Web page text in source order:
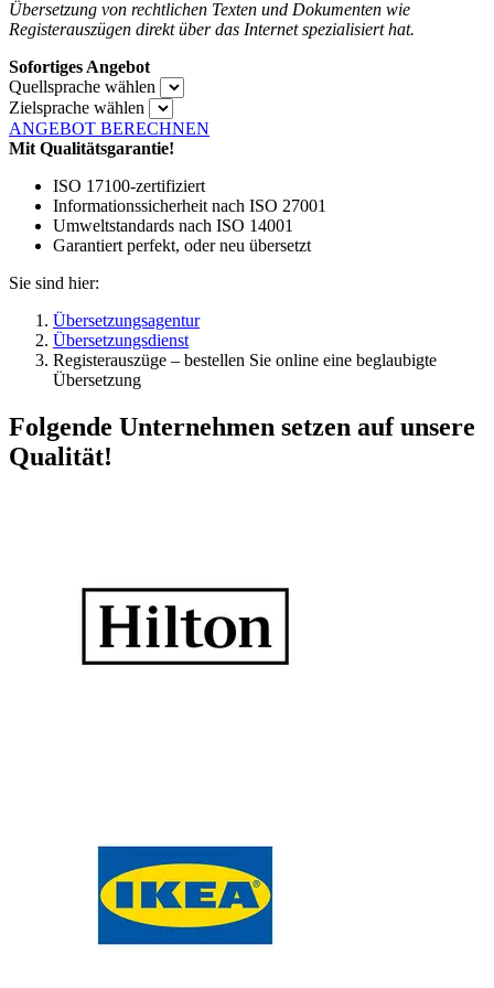
Übersetzung von rechtlichen Texten und Dokumenten wie
Registerauszügen direkt über das Internet spezialisiert hat.
Sofortiges Angebot
Quellsprache wählen
Zielsprache wählen
ANGEBOT BERECHNEN
Mit Qualitätsgarantie!
ISO 17100-zertifiziert
Informationssicherheit nach ISO 27001
Umweltstandards nach ISO 14001
Garantiert perfekt, oder neu übersetzt
Sie sind hier:
Übersetzungsagentur
Übersetzungsdienst
Registerauszüge – bestellen Sie online eine beglaubigte
Übersetzung
Folgende Unternehmen setzen auf unsere
Qualität!